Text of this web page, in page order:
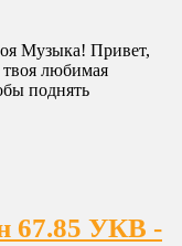
Музыка! Привет,
любимая
поднять
67.85 УКВ -